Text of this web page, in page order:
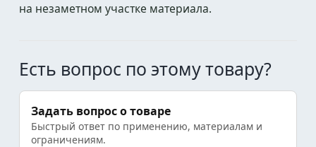
на незаметном участке материала.
Есть вопрос по этому товару?
Задать вопрос о товаре
Быстрый ответ по применению, материалам и
ограничениям.